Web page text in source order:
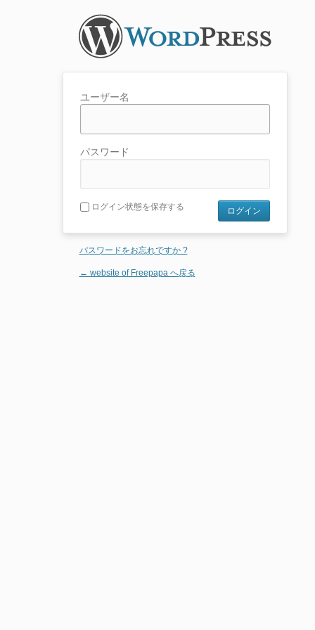
ユーザー名
パスワード
ログイン状態を保存する
パスワードをお忘れですか ?
← website of Freepapa へ戻る